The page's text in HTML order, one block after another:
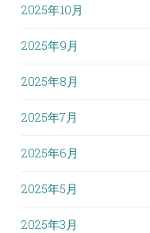
2025年10月
2025年9月
2025年8月
2025年7月
2025年6月
2025年5月
2025年3月